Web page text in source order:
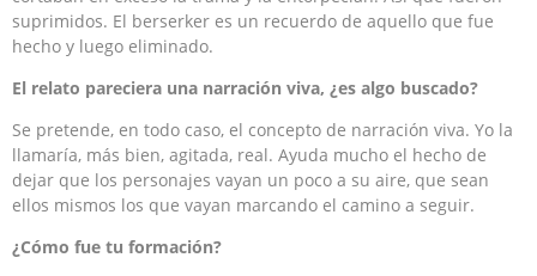
suprimidos. El berserker es un recuerdo de aquello que fue
hecho y luego eliminado.
El relato pareciera una narración viva, ¿es algo buscado?
Se pretende, en todo caso, el concepto de narración viva. Yo la
llamaría, más bien, agitada, real. Ayuda mucho el hecho de
dejar que los personajes vayan un poco a su aire, que sean
ellos mismos los que vayan marcando el camino a seguir.
¿Cómo fue tu formación?